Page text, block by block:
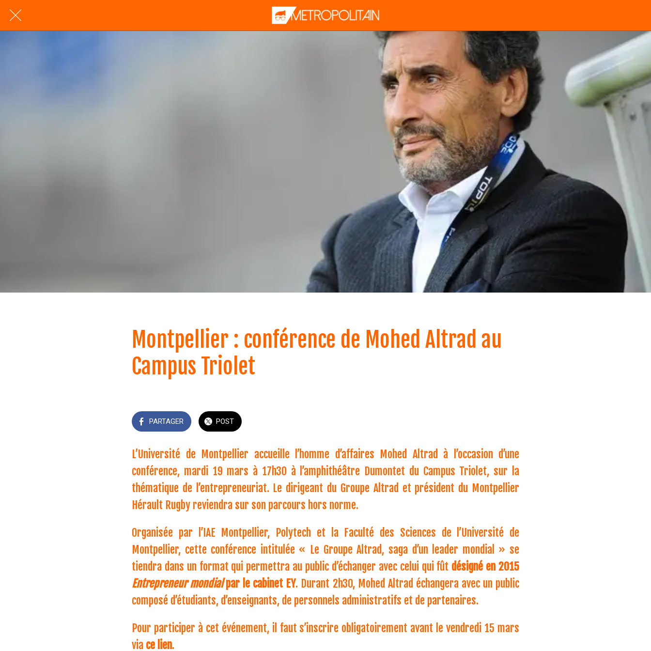
Montpellier : conférence de Mohed Altrad au
Campus Triolet
PARTAGER POST
L’Université de Montpellier accueille l’homme d’affaires Mohed Altrad à l’occasion d’une
conférence, mardi 19 mars à 17h30 à l’amphithéâtre Dumontet du Campus Triolet, sur la
thématique de l’entrepreneuriat. Le dirigeant du Groupe Altrad et président du Montpellier
Hérault Rugby reviendra sur son parcours hors norme.
Organisée par l’IAE Montpellier, Polytech et la Faculté des Sciences de l’Université de
Montpellier, cette conférence intitulée « Le Groupe Altrad, saga d’un leader mondial » se
tiendra dans un format qui permettra au public d’échanger avec celui qui fût désigné en 2015
Entrepreneur mondialpar le cabinet EY. Durant 2h30, Mohed Altrad échangera avec un public
composé d’étudiants, d’enseignants, de personnels administratifs et de partenaires.
Pour participer à cet événement, il faut s’inscrire obligatoirement avant le vendredi 15 mars
via ce lien.